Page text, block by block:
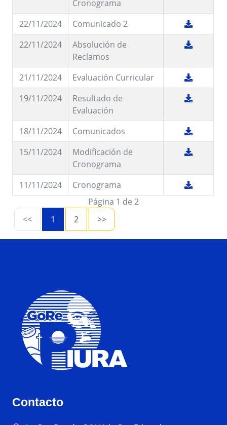
Cronograma
22/11/2024
Comunicado 2
22/11/2024
Absolución de
Reclamos
21/11/2024
Evaluación Curricular
19/11/2024
Resultado de
Evaluación
18/11/2024
Comunicados
15/11/2024
Modificación de
Cronograma
11/11/2024
Cronograma
Página 1 de 2
<<
1 2 >>
Contacto